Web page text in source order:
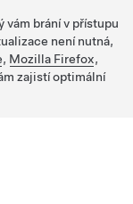
vám brání v přístupu
není nutná,
, Mozilla Firefox,
zajistí optimální